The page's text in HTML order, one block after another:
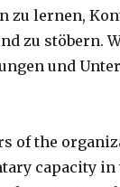
zu lernen,
zu stöbern.
und
of the
capacity in